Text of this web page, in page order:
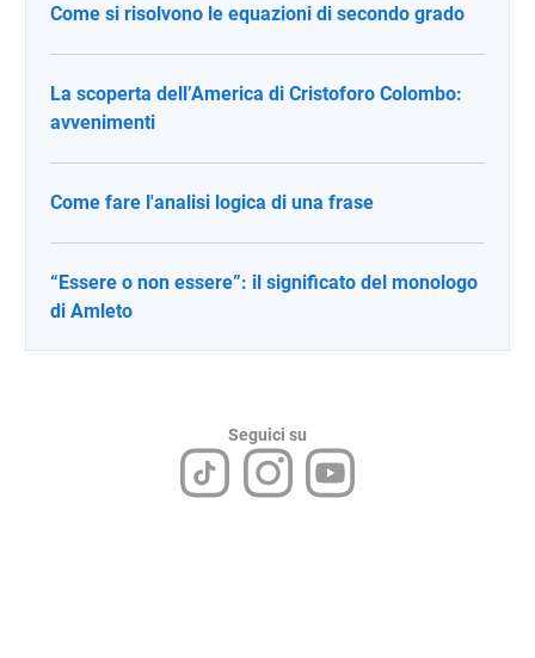
Come si risolvono le equazioni di secondo grado
La scoperta dell’America di Cristoforo Colombo:
avvenimenti
Come fare l'analisi logica di una frase
“Essere o non essere”: il significato del monologo
di Amleto
Seguici su